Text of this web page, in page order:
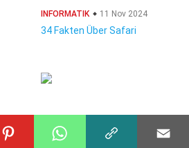
INFORMATIK 11 Nov 2024
34 Fakten Über Safari